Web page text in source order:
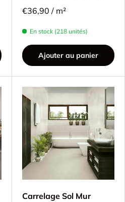
€36,90 / m²
En stock (218 unités)
Ajouter au panier
Carrelage Sol Mur